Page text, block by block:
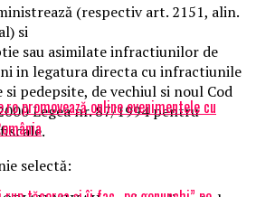
(respectiv art. 2151, alin.
si
sau asimilate infractiunilor de
in legatura directa cu infractiunile
pedepsite, de vechiul si noul Cod
Legea nr. 87/1994 pentru
selectă:
promovează online evenimentele cu